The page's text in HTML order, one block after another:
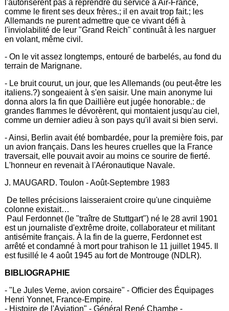
l'autorisèrent pas à reprendre du service à Air-France,
comme le firent ses deux frères.; il en avait trop fait.; les
Allemands ne purent admettre que ce vivant défi à
l'inviolabilité de leur "Grand Reich" continuât à les narguer
en volant, même civil.
- On le vit assez longtemps, entouré de barbelés, au fond du
terrain de Marignane.
- Le bruit courut, un jour, que les Allemands (ou peut-être les
italiens.?) songeaient à s'en saisir. Une main anonyme lui
donna alors la fin que Daillière eut jugée honorable.: de
grandes flammes le dévorèrent, qui montaient jusqu'au ciel,
comme un dernier adieu à son pays qu'il avait si bien servi.
- Ainsi, Berlin avait été bombardée, pour la première fois, par
un avion français. Dans les heures cruelles que la France
traversait, elle pouvait avoir au moins ce sourire de fierté.
L'honneur en revenait à l'Aéronautique Navale.
J. MAUGARD. Toulon - Août-Septembre 1983
De telles précisions laisseraient croire qu'une cinquième
colonne existait…
Paul Ferdonnet (le "traître de Stuttgart") né le 28 avril 1901
est un journaliste d'extrême droite, collaborateur et militant
antisémite français. À la fin de la guerre, Ferdonnet est
arrêté et condamné à mort pour trahison le 11 juillet 1945. Il
est fusillé le 4 août 1945 au fort de Montrouge (NDLR).
BIBLIOGRAPHIE
- "Le Jules Verne, avion corsaire" - Officier des Équipages
Henri Yonnet, France-Empire.
- Histoire de l'Aviation" - Général René Chambe -